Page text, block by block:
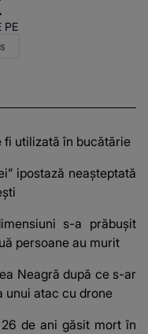
PE
fi utilizată în bucătărie
ipostază neașteptată
s-a prăbușit
persoane au murit
Neagră după ce s-ar
unui atac cu drone
de ani găsit mort în